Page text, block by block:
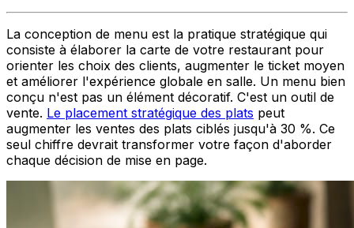
La conception de menu est la pratique stratégique qui
consiste à élaborer la carte de votre restaurant pour
orienter les choix des clients, augmenter le ticket moyen
et améliorer l'expérience globale en salle. Un menu bien
conçu n'est pas un élément décoratif. C'est un outil de
vente. Le placement stratégique des plats peut
augmenter les ventes des plats ciblés jusqu'à 30 %. Ce
seul chiffre devrait transformer votre façon d'aborder
chaque décision de mise en page.